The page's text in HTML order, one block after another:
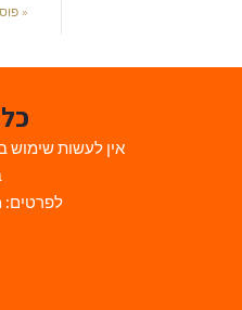
«
אין לעשות שימוש
לפרטים: Avihai.ZoomAt@gmail.com